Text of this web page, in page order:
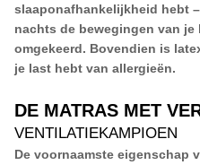
slaaponafhankelijkheid hebt
nachts de bewegingen van je
omgekeerd. Bovendien is
je last hebt van allergieën.
DE MATRAS MET
VENTILATIEKAMPIOEN
De voornaamste eigenschap